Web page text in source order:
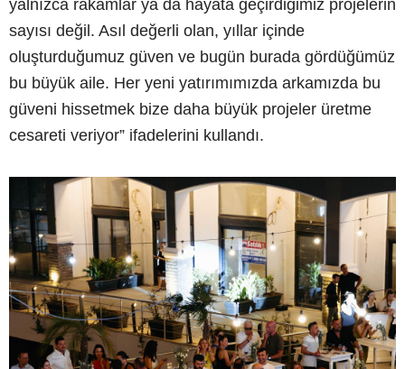
yalnızca rakamlar ya da hayata geçirdiğimiz projelerin
sayısı değil. Asıl değerli olan, yıllar içinde
oluşturduğumuz güven ve bugün burada gördüğümüz
bu büyük aile. Her yeni yatırımımızda arkamızda bu
güveni hissetmek bize daha büyük projeler üretme
cesareti veriyor” ifadelerini kullandı.